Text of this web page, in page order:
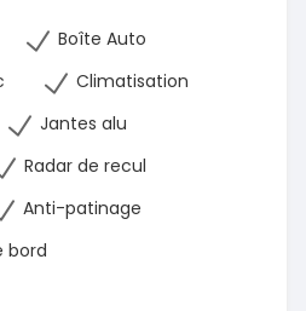
Boîte Auto
Climatisation
Jantes alu
Radar de recul
Anti-patinage
bord